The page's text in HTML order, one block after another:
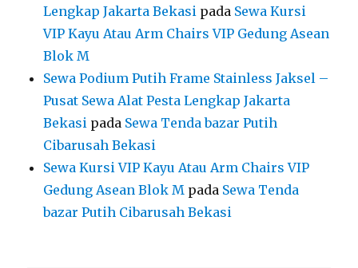
Lengkap Jakarta Bekasi pada Sewa Kursi
VIP Kayu Atau Arm Chairs VIP Gedung Asean
Blok M
Sewa Podium Putih Frame Stainless Jaksel –
Pusat Sewa Alat Pesta Lengkap Jakarta
Bekasi pada Sewa Tenda bazar Putih
Cibarusah Bekasi
Sewa Kursi VIP Kayu Atau Arm Chairs VIP
Gedung Asean Blok M pada Sewa Tenda
bazar Putih Cibarusah Bekasi